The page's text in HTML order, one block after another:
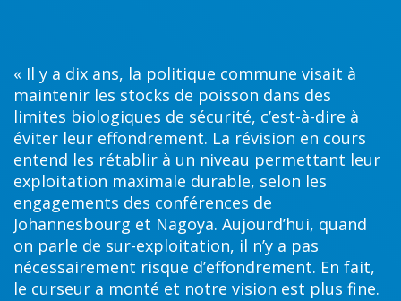
« Il y a dix ans, la politique commune visait à
maintenir les stocks de poisson dans des
limites biologiques de sécurité, c’est-à-dire à
éviter leur effondrement. La révision en cours
entend les rétablir à un niveau permettant leur
exploitation maximale durable, selon les
engagements des conférences de
Johannesbourg et Nagoya. Aujourd’hui, quand
on parle de sur-exploitation, il n’y a pas
nécessairement risque d’effondrement. En fait,
le curseur a monté et notre vision est plus fine.